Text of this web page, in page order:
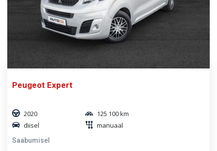
Peugeot Expert
2020
125 100 km
diisel
manuaal
Saabumisel